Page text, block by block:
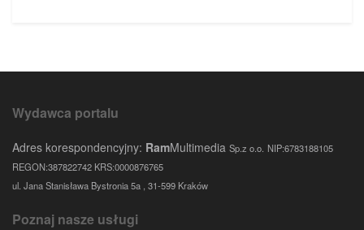
Wydawca portalu
Adres korespondencyjny: RamMultimedia Sp.z o.o. NIP:6783188105
REGON:387822742 KRS:0000876765
ul. Jana Stanisława Bystronia 5a , 31-599 Kraków
Poznaj nasze usługi